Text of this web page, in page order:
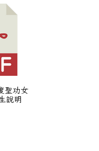
聖功女
說明